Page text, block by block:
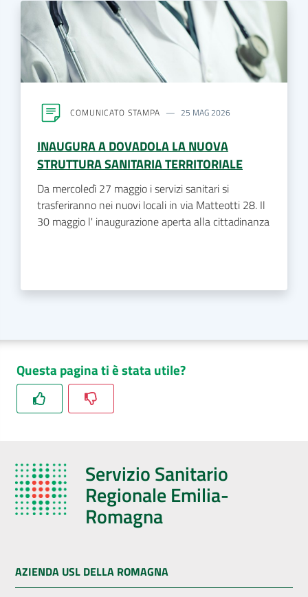
COMUNICATO STAMPA 25 MAG 2026
INAUGURA A DOVADOLA LA NUOVA
STRUTTURA SANITARIA TERRITORIALE
Da mercoledì 27 maggio i servizi sanitari si
trasferiranno nei nuovi locali in via Matteotti 28. Il
30 maggio l' inaugurazione aperta alla cittadinanza
Questa pagina ti è stata utile?
Servizio Sanitario
Regionale Emilia-
Romagna
AZIENDA USL DELLA ROMAGNA